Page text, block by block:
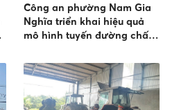
Công an phường Nam Gia
Nghĩa triển khai hiệu quả
mô hình tuyến đường chấp
toàn giao thông